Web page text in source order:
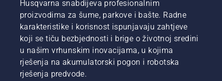
servisera
za
temeljno,
profesionalno
čišćenje
nakon
svake
sezone.
normalne
uslove,
zimski –
za
temperature
oko i
ispod
tačke
Husqvarna snabdijeva profesionalnim
proizvodima za šume, parkove i bašte. Radne
karakteristike i korisnost ispunjavaju zahtjeve
koji se tiču bezbjednosti i brige o životnoj sredini
u našim vrhunskim inovacijama, u kojima
rješenja na akumulatorski pogon i robotska
rješenja predvode.